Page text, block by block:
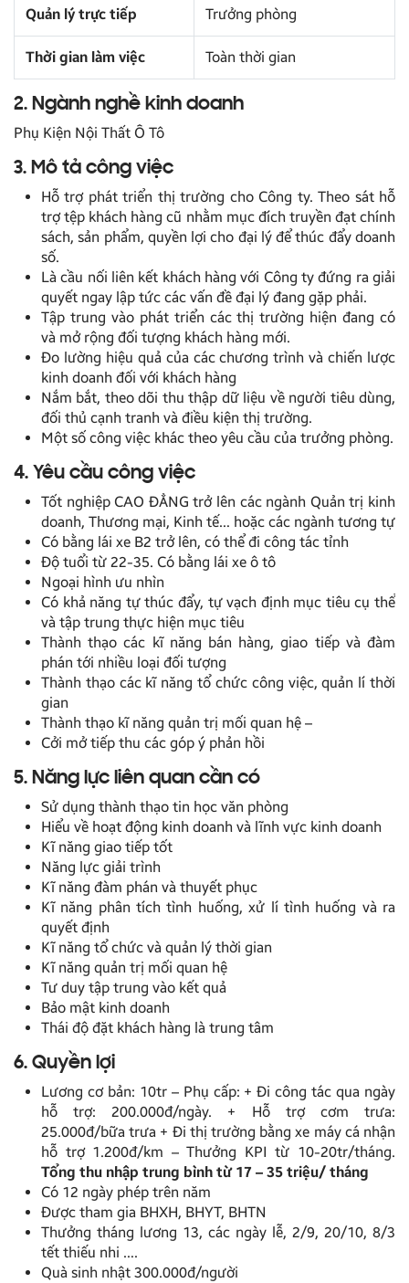
Quản lý trực tiếp Trưởng phòng
Thời gian làm việc Toàn thời gian
2. Ngành nghề kinh doanh
Phụ Kiện Nội Thất Ô Tô
3. Mô tả công việc
Hỗ trợ phát triển thị trường cho Công ty. Theo sát hỗ
trợ tệp khách hàng cũ nhằm mục đích truyền đạt chính
sách, sản phẩm, quyền lợi cho đại lý để thúc đẩy doanh
số.
Là cầu nối liên kết khách hàng với Công ty đứng ra giải
quyết ngay lập tức các vấn đề đại lý đang gặp phải.
Tập trung vào phát triển các thị trường hiện đang có
và mở rộng đối tượng khách hàng mới.
Đo lường hiệu quả của các chương trình và chiến lược
kinh doanh đối với khách hàng
Nắm bắt, theo dõi thu thập dữ liệu về người tiêu dùng,
đối thủ cạnh tranh và điều kiện thị trường.
Một số công việc khác theo yêu cầu của trưởng phòng.
4. Yêu cầu công việc
Tốt nghiệp CAO ĐẲNG trở lên các ngành Quản trị kinh
doanh, Thương mại, Kinh tế… hoặc các ngành tương tự
Có bằng lái xe B2 trở lên, có thể đi công tác tỉnh
Độ tuổi từ 22-35. Có bằng lái xe ô tô
Ngoại hình ưu nhìn
Có khả năng tự thúc đẩy, tự vạch định mục tiêu cụ thể
và tập trung thực hiện mục tiêu
Thành thạo các kĩ năng bán hàng, giao tiếp và đàm
phán tới nhiều loại đối tượng
Thành thạo các kĩ năng tổ chức công việc, quản lí thời
gian
Thành thạo kĩ năng quản trị mối quan hệ –
Cởi mở tiếp thu các góp ý phản hồi
5. Năng lực liên quan cần có
Sử dụng thành thạo tin học văn phòng
Hiểu về hoạt động kinh doanh và lĩnh vực kinh doanh
Kĩ năng giao tiếp tốt
Năng lực giải trình
Kĩ năng đàm phán và thuyết phục
Kĩ năng phân tích tình huống, xử lí tình huống và ra
quyết định
Kĩ năng tổ chức và quản lý thời gian
Kĩ năng quản trị mối quan hệ
Tư duy tập trung vào kết quả
Bảo mật kinh doanh
Thái độ đặt khách hàng là trung tâm
6. Quyền lợi
Lương cơ bản: 10tr – Phụ cấp: + Đi công tác qua ngày
hỗ trợ: 200.000đ/ngày. + Hỗ trợ cơm trưa:
25.000đ/bữa trưa + Đi thị trường bằng xe máy cá nhận
hỗ trợ 1.200đ/km – Thưởng KPI từ 10-20tr/tháng.
Tổng thu nhập trung bình từ 17 – 35 triệu/ tháng
Có 12 ngày phép trên năm
Được tham gia BHXH, BHYT, BHTN
Thưởng tháng lương 13, các ngày lễ, 2/9, 20/10, 8/3
tết thiếu nhi ….
Quà sinh nhật 300.000đ/người